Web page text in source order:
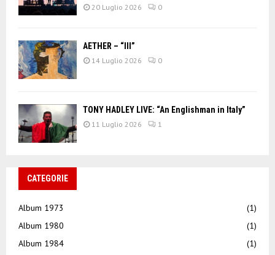
20 Luglio 2026 0
AETHER – “III”
14 Luglio 2026 0
TONY HADLEY LIVE: “An Englishman in Italy”
11 Luglio 2026 1
CATEGORIE
Album 1973
(1)
Album 1980
(1)
Album 1984
(1)